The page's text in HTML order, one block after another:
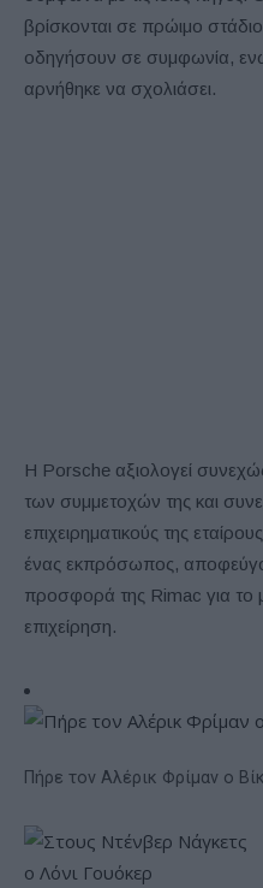
βρίσκονται σε πρώιμο
οδηγήσουν σε συμφωνία,
αρνήθηκε να σχολιάσει.
Η Porsche αξιολογεί
των συμμετοχών της και
επιχειρηματικούς της
ένας εκπρόσωπος,
προσφορά της Rimac για το
επιχείρηση.
Πήρε τον Αλέρικ Φρίμαν ο